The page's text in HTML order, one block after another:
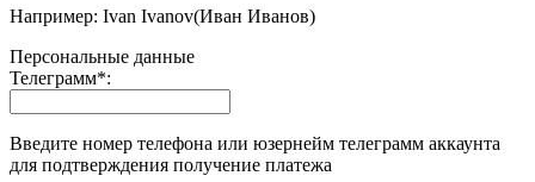
Например: Ivan Ivanov(Иван Иванов)
Персональные данные
Телеграмм*:
Введите номер телефона или юзернейм телеграмм аккаунта
для подтверждения получение платежа